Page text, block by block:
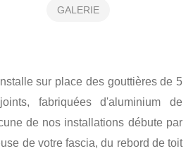
GALERIE
sur place des gouttières de 5
fabriquées d'aluminium de
de nos installations débute par
de votre fascia, du rebord de toit